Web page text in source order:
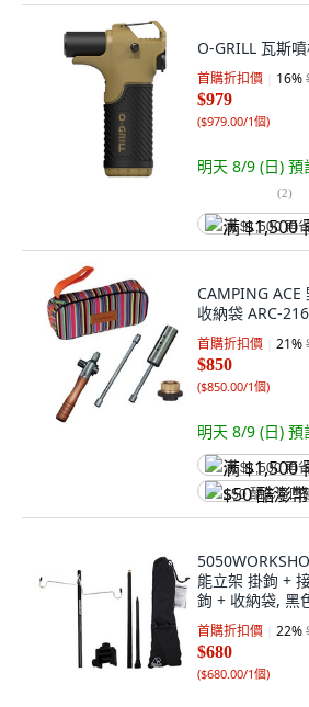
O-GRILL 瓦斯
首購折扣價 16%
$979
($979.00/1個)
明天 8/9 (日) 預
(2)
满 $1,500 再
CAMPING
收納袋 ARC-
首購折扣價 21%
$850
($850.00/1個)
明天 8/9 (日) 預
满 $1,500 再
$50 酷澎幣回
能立架 掛鉤 +
鉤 + 收納袋, 黑
首購折扣價 22%
$680
($680.00/1個)